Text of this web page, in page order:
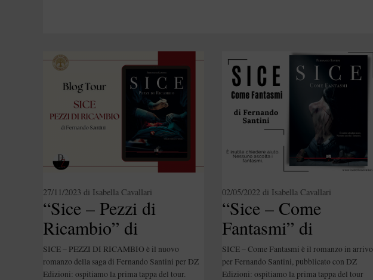
“Sice – Pezzi di
Ricambio” di
Fernando Santini
27/11/2023 di Isabella Cavallari
SICE – PEZZI DI RICAMBIO è il nuovo
romanzo della saga di Fernando Santini per DZ
Edizioni: ospitiamo la prima tappa del tour.
“Sice – Come
Fantasmi” di
Fernando Santini
02/05/2022 di Isabella Cavallari
SICE – Come Fantasmi è il romanzo in arrivo
per Fernando Santini, pubblicato con DZ
Edizioni: ospitiamo la prima tappa del tour